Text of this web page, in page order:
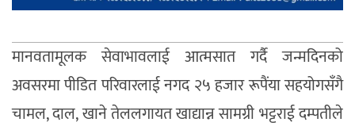
मानवतामूलक सेवाभावलाई आत्मसात गर्दै जन्मदिनको
अवसरमा पीडित परिवारलाई नगद २५ हजार रूपैंया सहयोगसँगै
चामल, दाल, खाने तेललगायत खाद्यान्न सामग्री भट्टराई दम्पतीले